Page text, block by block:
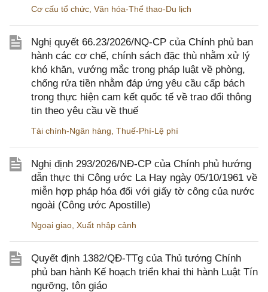
Cơ cấu tổ chức Văn hóa-Thể thao-Du lịch
Nghị quyết 66.23/2026/NQ-CP của Chính phủ ban
hành các cơ chế, chính sách đặc thù nhằm xử lý
khó khăn, vướng mắc trong pháp luật về phòng,
chống rửa tiền nhằm đáp ứng yêu cầu cấp bách
trong thực hiện cam kết quốc tế về trao đổi thông
tin theo yêu cầu về thuế
Tài chính-Ngân hàng Thuế-Phí-Lệ phí
Nghị định 293/2026/NĐ-CP của Chính phủ hướng
dẫn thực thi Công ước La Hay ngày 05/10/1961 về
miễn hợp pháp hóa đối với giấy tờ công của nước
ngoài (Công ước Apostille)
Ngoại giao Xuất nhập cảnh
Quyết định 1382/QĐ-TTg của Thủ tướng Chính
phủ ban hành Kế hoạch triển khai thi hành Luật Tín
ngưỡng, tôn giáo